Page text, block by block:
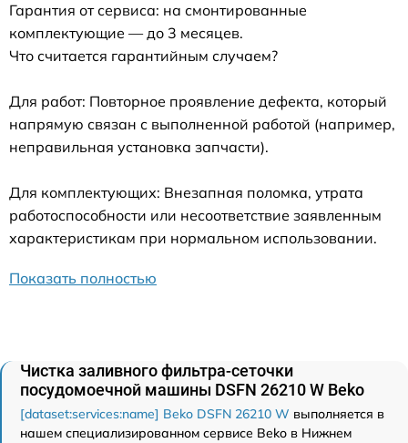
Гарантия от сервиса: на смонтированные
комплектующие — до 3 месяцев.
Что считается гарантийным случаем?
Для работ: Повторное проявление дефекта, который
напрямую связан с выполненной работой (например,
неправильная установка запчасти).
Для комплектующих: Внезапная поломка, утрата
работоспособности или несоответствие заявленным
характеристикам при нормальном использовании.
Показать полностью
Чистка заливного фильтра-сеточки
посудомоечной машины DSFN 26210 W Beko
[dataset:services:name] Beko DSFN 26210 W выполняется в
нашем специализированном сервисе Beko в Нижнем